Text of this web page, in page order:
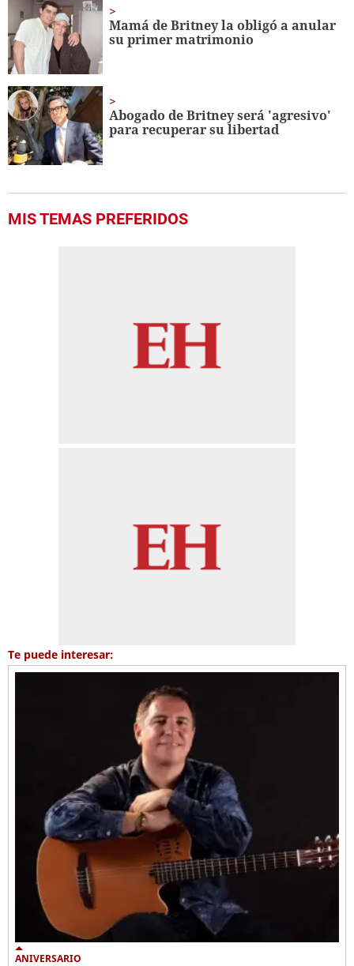
Mamá de Britney la obligó a anular
su primer matrimonio
Abogado de Britney será 'agresivo'
para recuperar su libertad
MIS TEMAS PREFERIDOS
Te puede interesar:
ANIVERSARIO